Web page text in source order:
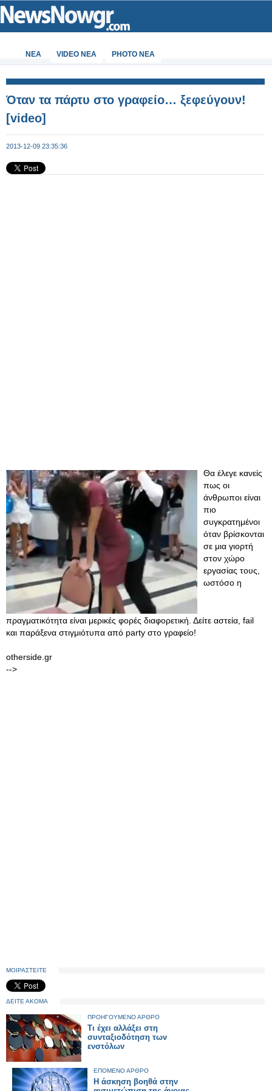
ΝΕΑ VIDEO NEA PHOTO NEA
Όταν τα πάρτυ στο γραφείο… ξεφεύγουν!
[video]
2013-12-09 23:35:36
Θα έλεγε κανείς
πως οι
άνθρωποι είναι
πιο
συγκρατημένοι
όταν βρίσκονται
σε μια γιορτή
στον χώρο
εργασίας τους,
ωστόσο η
πραγματικότητα είναι μερικές φορές διαφορετική. Δείτε αστεία, fail
και παράξενα στιγμιότυπα από party στο γραφείο!
otherside.gr
-->
ΜΟΙΡΑΣΤΕΙΤΕ
ΔΕΙΤΕ ΑΚΟΜΑ
ΠΡΟΗΓΟΥΜΕΝΟ ΑΡΘΡΟ
Τι έχει αλλάξει στη
συνταξιοδότηση των
ενστόλων
ΕΠΟΜΕΝΟ ΑΡΘΡΟ
H άσκηση βοηθά στην